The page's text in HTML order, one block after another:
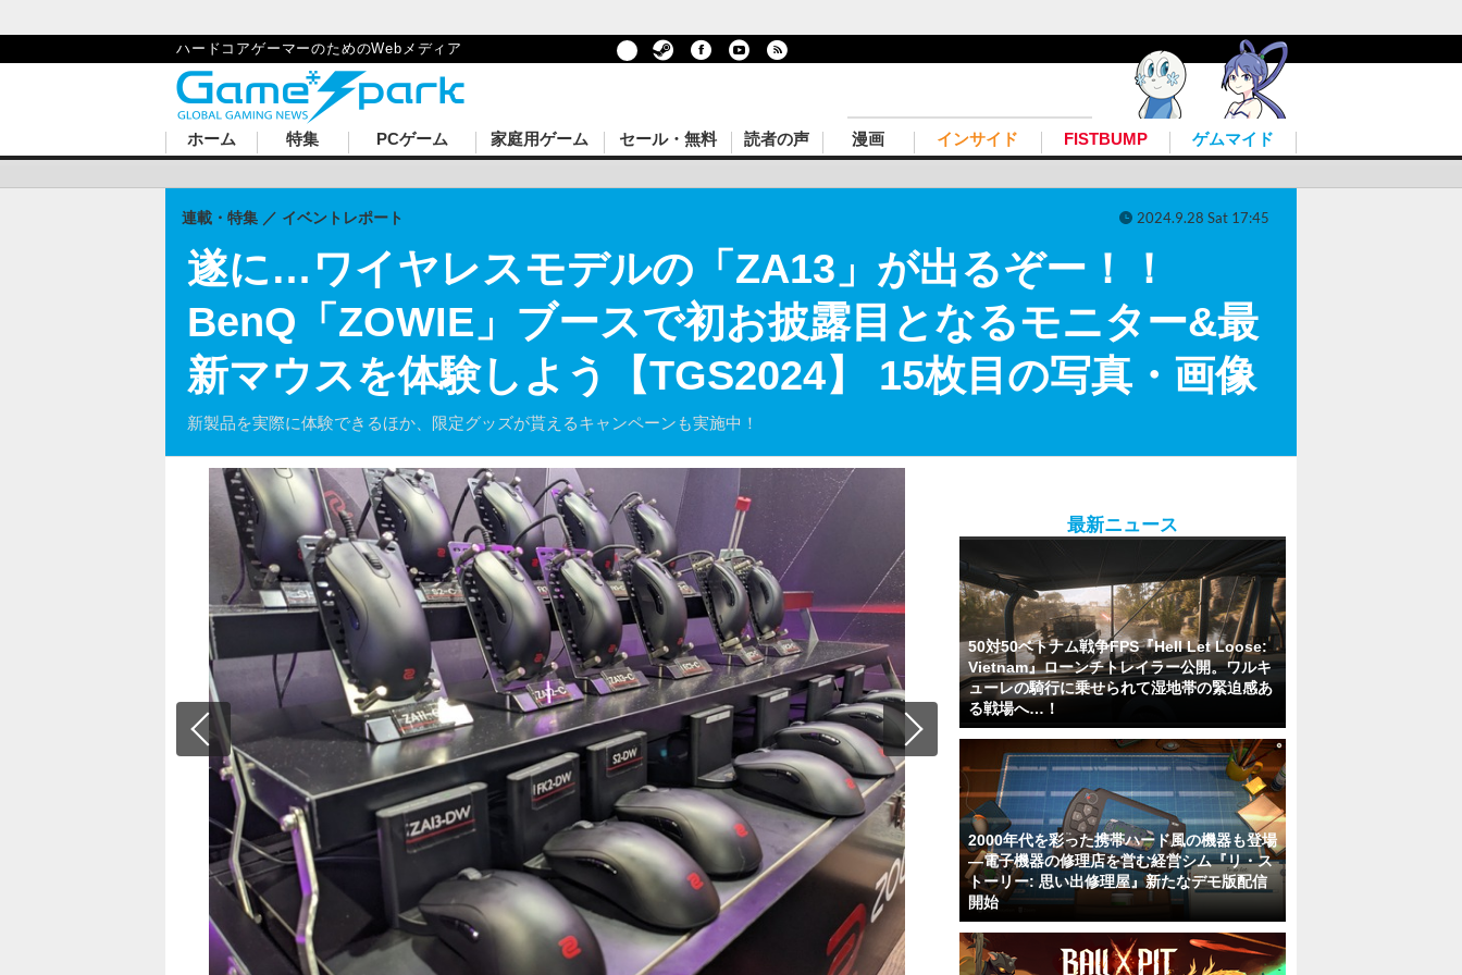
ハードコアゲーマーのためのWebメディア
ホーム 特集 PCゲーム 家庭用ゲーム セール・無料 読者の声 漫画 インサイド FISTBUMP ゲムマイド
遂に…ワイヤレスモデルの「ZA13」が出るぞー！！
BenQ「ZOWIE」ブースで初お披露目となるモニター&最
新マウスを体験しよう【TGS2024】 15枚目の写真・画像
新製品を実際に体験できるほか、限定グッズが貰えるキャンペーンも実施中！
連載・特集 イベントレポート 2024.9.28 Sat 17:45
最新ニュース
50対50ベトナム戦争FPS『Hell Let Loose:
Vietnam』ローンチトレイラー公開。ワルキ
ューレの騎行に乗せられて湿地帯の緊迫感あ
る戦場へ…！
2000年代を彩った携帯ハード風の機器も登場
―電子機器の修理店を営む経営シム『リ・ス
トーリー: 思い出修理屋』新たなデモ版配信
開始